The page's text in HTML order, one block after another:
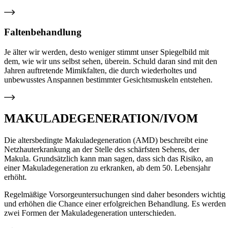
Faltenbehandlung
Je älter wir werden, desto weniger stimmt unser Spiegelbild mit
dem, wie wir uns selbst sehen, überein. Schuld daran sind mit den
Jahren auftretende Mimikfalten, die durch wiederholtes und
unbewusstes Anspannen bestimmter Gesichtsmuskeln entstehen.
MAKULADEGENERATION/IVOM
Die altersbedingte Makuladegeneration (AMD) beschreibt eine
Netzhauterkrankung an der Stelle des schärfsten Sehens, der
Makula. Grundsätzlich kann man sagen, dass sich das Risiko, an
einer Makuladegeneration zu erkranken, ab dem 50. Lebensjahr
erhöht.
Regelmäßige Vorsorgeuntersuchungen sind daher besonders wichtig
und erhöhen die Chance einer erfolgreichen Behandlung. Es werden
zwei Formen der Makuladegeneration unterschieden.